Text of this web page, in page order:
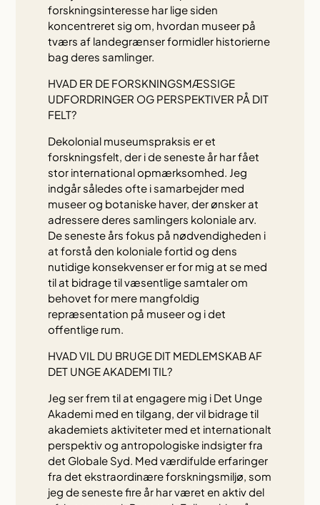
forskningsinteresse har lige siden
koncentreret sig om, hvordan museer på
tværs af landegrænser formidler historierne
bag deres samlinger.
HVAD ER DE FORSKNINGSMÆSSIGE
UDFORDRINGER OG PERSPEKTIVER PÅ DIT
FELT?
Dekolonial museumspraksis er et
forskningsfelt, der i de seneste år har fået
stor international opmærksomhed. Jeg
indgår således ofte i samarbejder med
museer og botaniske haver, der ønsker at
adressere deres samlingers koloniale arv.
De seneste års fokus på nødvendigheden i
at forstå den koloniale fortid og dens
nutidige konsekvenser er for mig at se med
til at bidrage til væsentlige samtaler om
behovet for mere mangfoldig
repræsentation på museer og i det
offentlige rum.
HVAD VIL DU BRUGE DIT MEDLEMSKAB AF
DET UNGE AKADEMI TIL?
Jeg ser frem til at engagere mig i Det Unge
Akademi med en tilgang, der vil bidrage til
akademiets aktiviteter med et internationalt
perspektiv og antropologiske indsigter fra
det Globale Syd. Med værdifulde erfaringer
fra det ekstraordinære forskningsmiljø, som
jeg de seneste fire år har været en aktiv del